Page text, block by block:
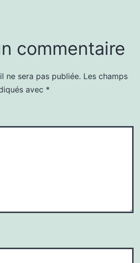
commentaire
ne sera pas publiée. Les champs
avec *